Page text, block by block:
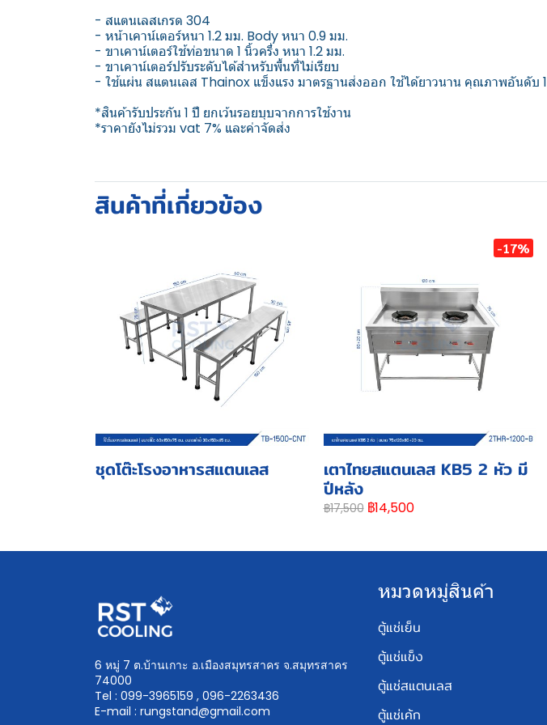
- สแตนเลสเกรด 304
- หน้าเคาน์เตอร์หนา 1.2 มม. Body หนา 0.9 มม.
- ขาเคาน์เตอร์ใช้ท่อขนาด 1 นิ้วครึ่ง หนา 1.2 มม.
- ขาเคาน์เตอร์ปรับระดับได้สำหรับพื้นที่ไม่เรียบ
- ใช้แผ่น สแตนเลส Thainox แข็งแรง มาตรฐานส่งออก ใช้ได้ยาวนาน คุณภาพอันดับ 1
*สินค้ารับประกัน 1 ปี ยกเว้นรอยบุบจากการใช้งาน
*ราคายังไม่รวม vat 7% และค่าจัดส่ง
สินค้าที่เกี่ยวข้อง
ชุดโต๊ะโรงอาหารสแตนเลส
-17%
เตาไทยสแตนเลส KB5 2 หัว มี
ปีหลัง
฿17,500 ฿14,500
6 หมู่ 7 ต.บ้านเกาะ อ.เมืองสมุทรสาคร จ.สมุทรสาคร
74000
Tel : 099-3965159 , 096-2263436
E-mail : rungstand@gmail.com
หมวดหมู่สินค้า
ตู้แช่เย็น
ตู้แช่แข็ง
ตู้แช่สแตนเลส
ตู้แช่เค้ก